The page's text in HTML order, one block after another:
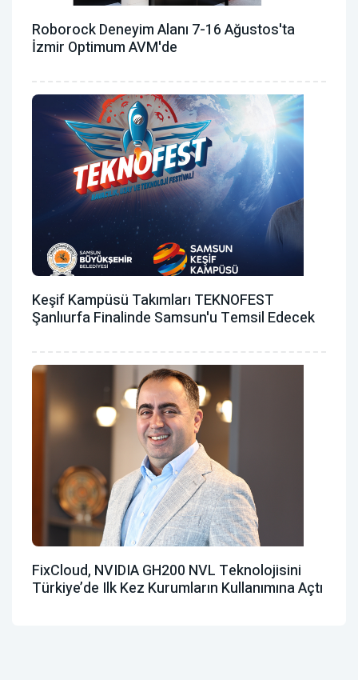
Roborock Deneyim Alanı 7-16 Ağustos'ta
İzmir Optimum AVM'de
Keşif Kampüsü Takımları TEKNOFEST
Şanlıurfa Finalinde Samsun'u Temsil Edecek
FixCloud, NVIDIA GH200 NVL Teknolojisini
Türkiye’de Ilk Kez Kurumların Kullanımına Açtı